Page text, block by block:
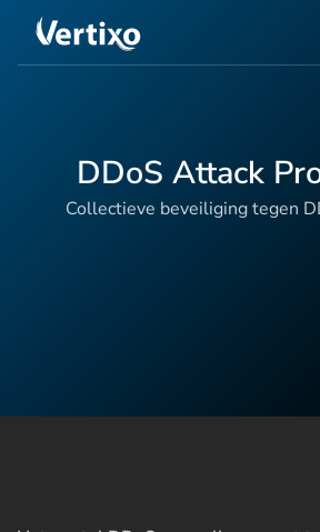
DDoS Attack
Collectieve beveiliging tegen